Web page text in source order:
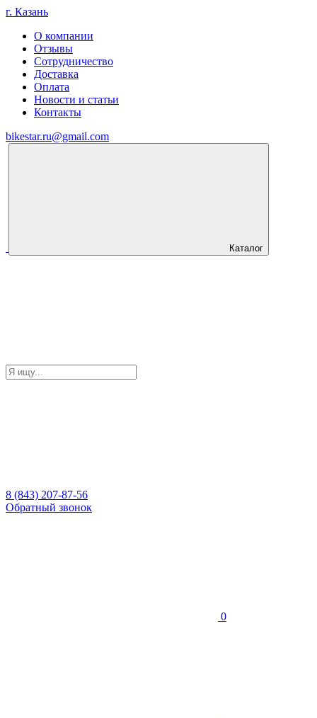
г. Казань
О компании
Отзывы
Сотрудничество
Доставка
Оплата
Новости и статьи
Контакты
bikestar.ru@gmail.com
Каталог
8 (843) 207-87-56
Обратный звонок
0